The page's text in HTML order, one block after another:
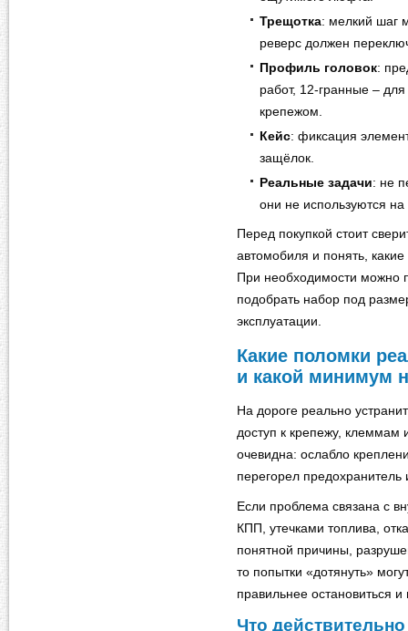
Трещотка: мелкий шаг
реверс должен
Профиль головок:
работ, 12-гранные –
крепежом.
Кейс: фиксация
защёлок.
Реальные задачи: не
они не используются
Перед покупкой стоит
автомобиля и понять,
При необходимости можно
подобрать набор под
эксплуатации.
Какие поломки
и какой минимум
На дороге реально
доступ к крепежу, клеммам
очевидна: ослабло
перегорел
Если проблема связана с
КПП, утечками топлива,
понятной причины,
то попытки «дотянуть»
правильнее остановиться
Что